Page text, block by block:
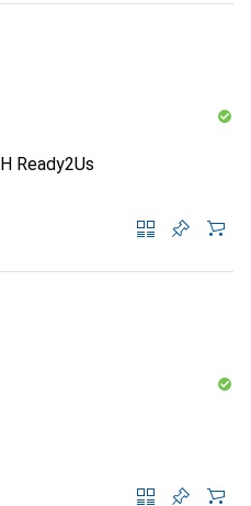
Ready2Us